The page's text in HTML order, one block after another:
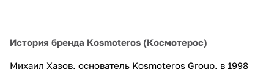
История бренда Kosmoteros (Космотерос)
Михаил Хазов, основатель Kosmoteros Group, в 1998